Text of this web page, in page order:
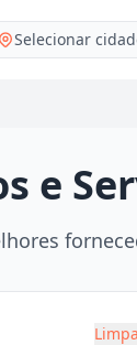
Selecionar
e